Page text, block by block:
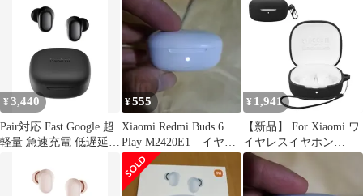
Google 36時間の再生時
間 Fast Play Pair対応 6
急速充電 buds USB
Redmi Type-C ワイヤレ
スイヤホン ピンク
Xiaomi
¥3,440
Pair対応 Fast Google 超
軽量 急速充電 低遅延モ
クション USB AI 36時
間の再生時間 Play
¥555
Xiaomi Redmi Buds 6
Play M2420E1 イヤホ
ンケース
¥ 1,941
【新品】 For Xiaomi ワ
イヤレスイヤホン
Redmi buds 6 Play ケー
ス [HVUYAL] 紛失防止
用のフックを搭載した